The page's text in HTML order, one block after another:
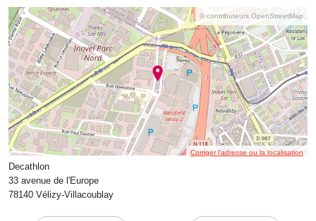
© contributeurs OpenStreetMap
Corriger l’adresse ou la localisation
Decathlon
33 avenue de l'Europe
78140 Vélizy-Villacoublay